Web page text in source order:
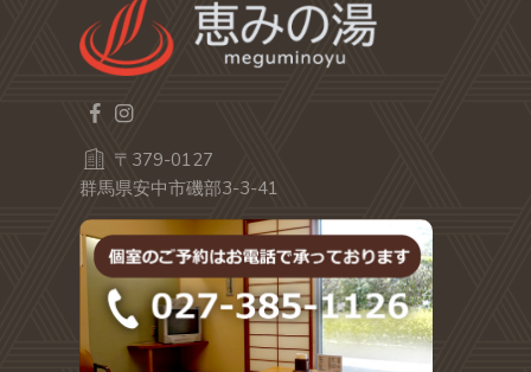
〒379-0127
群馬県安中市磯部3-3-41